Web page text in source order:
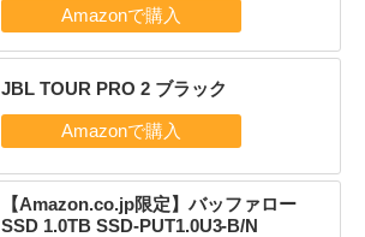
JBL TOUR PRO 2 ブラック
【Amazon.co.jp限定】バッファロー
SSD 1.0TB SSD-PUT1.0U3-B/N